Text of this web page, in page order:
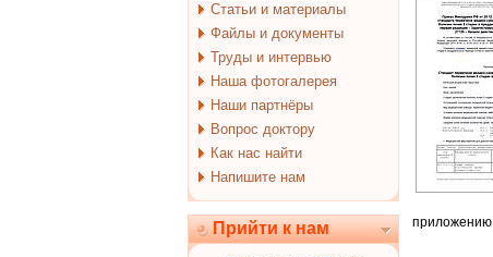
Статьи и материалы
Файлы и документы
Труды и интервью
Наша фотогалерея
Наши партнёры
Вопрос доктору
Как нас найти
Напишите нам
Прийти к нам